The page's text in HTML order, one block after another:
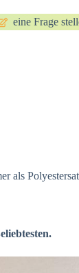
eine Frage
als